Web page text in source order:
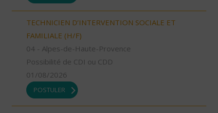
TECHNICIEN D’INTERVENTION SOCIALE ET
FAMILIALE (H/F)
04 - Alpes-de-Haute-Provence
Possibilité de CDI ou CDD
01/08/2026
POSTULER